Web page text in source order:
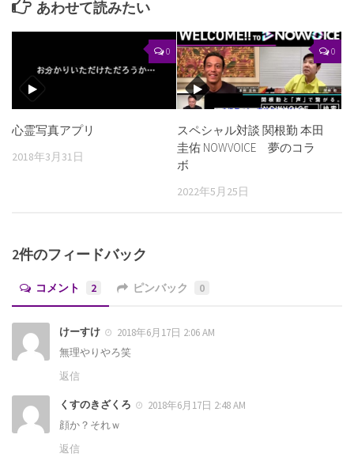
あわせて読みたい
0
心霊写真アプリ
2018年3月31日
0
スペシャル対談 関根勤 本田
圭佑 NOWVOICE 夢のコラ
ボ
2022年5月25日
2件のフィードバック
コメント 2 ピンバック 0
けーすけ
2018年6月17日 2:06 AM
無理やりやろ笑
返信
くすのきざくろ
2018年6月17日 2:48 AM
顔か？それｗ
返信